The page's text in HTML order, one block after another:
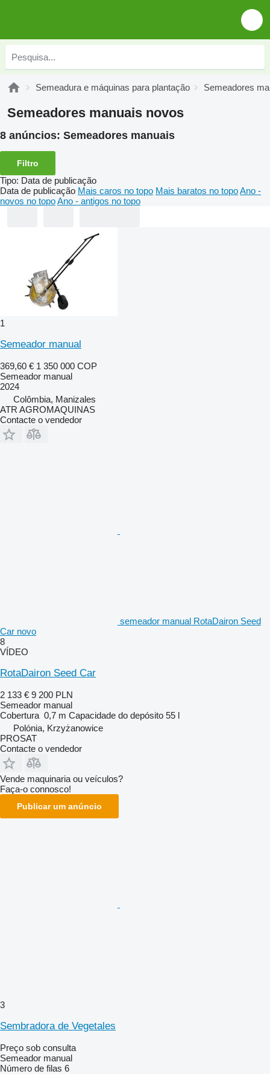
Semeadura e máquinas para plantação Semeadores
Semeadores manuais novos
8 anúncios: Semeadores manuais
Filtro
Tipo: Data de publicação
Data de publicação Mais caros no topo Mais baratos no topoAno -
novos no topoAno - antigos no topo
1
Semeador manual
369,60 € 1 350 000 COP
Semeador manual
2024
Colômbia, Manizales
ATR AGROMAQUINAS
Contacte o vendedor
semeador manual RotaDairon Seed
Car novo
8
VÍDEO
RotaDairon Seed Car
2 133 € 9 200 PLN
Semeador manual
Cobertura 0,7 m Capacidade do depósito 55 l
Polónia, Krzyżanowice
PROSAT
Contacte o vendedor
Vende maquinaria ou veículos?
Faça-o connosco!
Publicar um anúncio
3
Sembradora de Vegetales
Preço sob consulta
Semeador manual
Número de filas 6